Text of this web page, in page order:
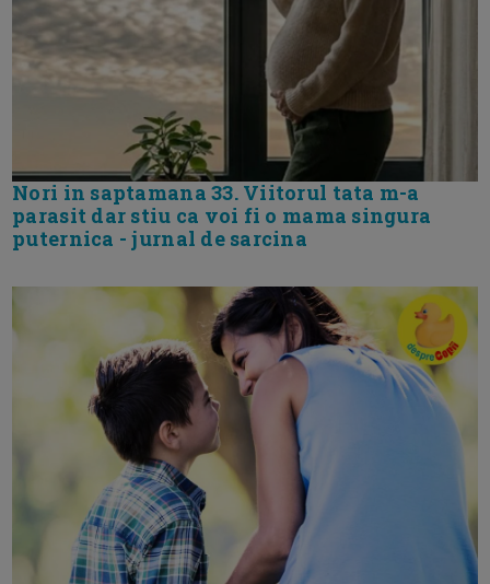
Nori in saptamana 33. Viitorul tata m-a
parasit dar stiu ca voi fi o mama singura
puternica - jurnal de sarcina